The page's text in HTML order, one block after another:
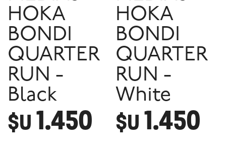
HOKA
BONDI
QUARTER
RUN -
Black
$U 1.450
HOKA
BONDI
QUARTER
RUN -
White
$U 1.450